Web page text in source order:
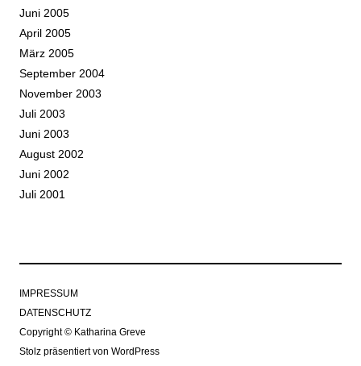
Juni 2005
April 2005
März 2005
September 2004
November 2003
Juli 2003
Juni 2003
August 2002
Juni 2002
Juli 2001
IMPRESSUM
DATENSCHUTZ
Copyright © Katharina Greve
Stolz präsentiert von WordPress